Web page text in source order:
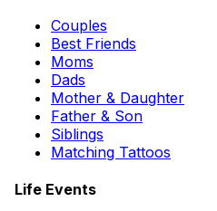
Couples
Best Friends
Moms
Dads
Mother & Daughter
Father & Son
Siblings
Matching Tattoos
Life Events